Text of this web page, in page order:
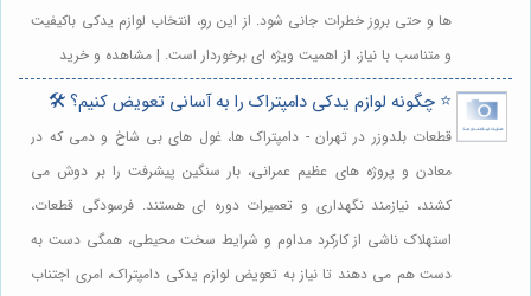
ها و حتی بروز خطرات جانی شود. از این رو، انتخاب لوازم یدکی باکیفیت
و متناسب با نیاز، از اهمیت ویژه ای برخوردار است. | مشاهده و خرید
⭐️ چگونه لوازم یدکی دامپتراک را به آسانی تعویض کنیم؟ 🛠️
قطعات بلدوزر در تهران - دامپتراک ها، غول های بی شاخ و دمی که در
معادن و پروژه های عظیم عمرانی، بار سنگین پیشرفت را بر دوش می
کشند، نیازمند نگهداری و تعمیرات دوره ای هستند. فرسودگی قطعات،
استهلاک ناشی از کارکرد مداوم و شرایط سخت محیطی، همگی دست به
دست هم می دهند تا نیاز به تعویض لوازم یدکی دامپتراک، امری اجتناب